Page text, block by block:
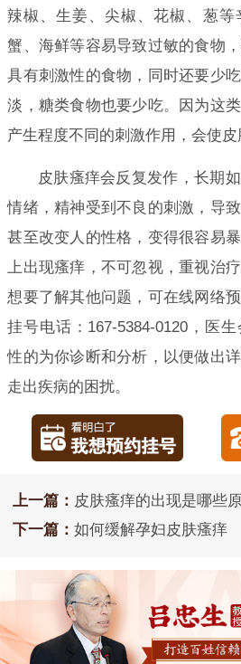
辣椒、生姜、尖椒、花椒、葱
蟹、海鲜等容易导致过敏的食物
具有刺激性的食物，同时还要少
淡，糖类食物也要少吃。因为这
产生程度不同的刺激作用，会使皮
皮肤瘙痒会反复发作，长期
情绪，精神受到不良的刺激，导
甚至改变人的性格，变得很容易
上出现瘙痒，不可忽视，重视治
想要了解其他问题，可在线网络
挂号电话：167-5384-0120，医
性的为你诊断和分析，以便做出
走出疾病的困扰。
上一篇： 皮肤瘙痒的出现是哪些
下一篇： 如何缓解孕妇皮肤瘙痒